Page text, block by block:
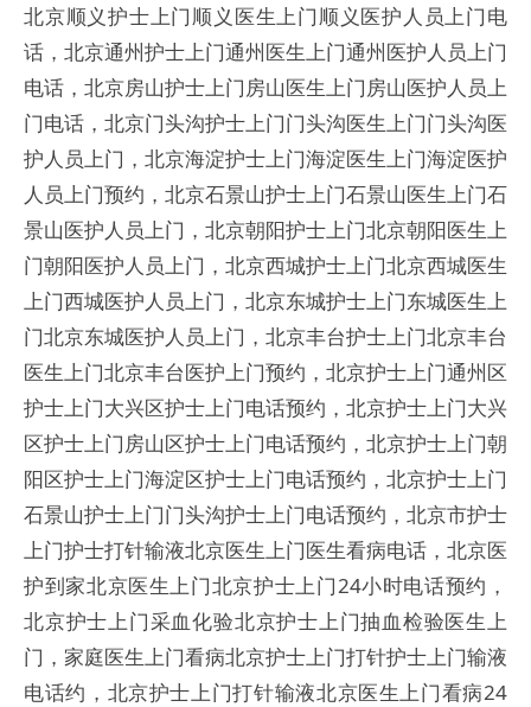
北京顺义护士上门顺义医生上门顺义医护人员上门电
话，北京通州护士上门通州医生上门通州医护人员上门
电话，北京房山护士上门房山医生上门房山医护人员上
门电话，北京门头沟护士上门门头沟医生上门门头沟医
护人员上门，北京海淀护士上门海淀医生上门海淀医护
人员上门预约，北京石景山护士上门石景山医生上门石
景山医护人员上门，北京朝阳护士上门北京朝阳医生上
门朝阳医护人员上门，北京西城护士上门北京西城医生
上门西城医护人员上门，北京东城护士上门东城医生上
门北京东城医护人员上门，北京丰台护士上门北京丰台
医生上门北京丰台医护上门预约，北京护士上门通州区
护士上门大兴区护士上门电话预约，北京护士上门大兴
区护士上门房山区护士上门电话预约，北京护士上门朝
阳区护士上门海淀区护士上门电话预约，北京护士上门
石景山护士上门门头沟护士上门电话预约，北京市护士
上门护士打针输液北京医生上门医生看病电话，北京医
护到家北京医生上门北京护士上门24小时电话预约，
北京护士上门采血化验北京护士上门抽血检验医生上
门，家庭医生上门看病北京护士上门打针护士上门输液
电话约，北京护士上门打针输液北京医生上门看病24